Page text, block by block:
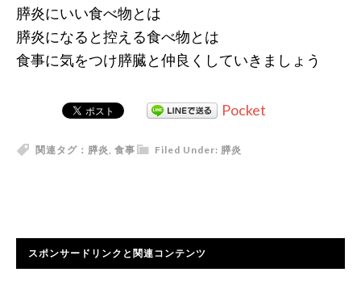
膵炎にいい食べ物とは
膵炎になると控える食べ物とは
食事に気をつけ膵臓と仲良くしていきましょう
Pocket
Filed Under: 膵炎
関連タグ： 膵炎, 食事
スポンサードリンクと関連コンテンツ